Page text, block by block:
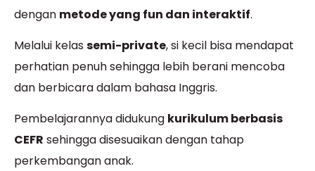
dengan metode yang fun dan interaktif.
Melalui kelas semi-private, si kecil bisa mendapat
perhatian penuh sehingga lebih berani mencoba
dan berbicara dalam bahasa Inggris.
Pembelajarannya didukung kurikulum berbasis
CEFR sehingga disesuaikan dengan tahap
perkembangan anak.